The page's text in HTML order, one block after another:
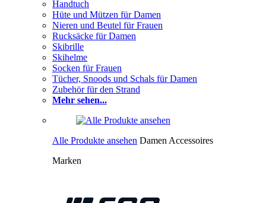
Handtuch
Hüte und Mützen für Damen
Nieren und Beutel für Frauen
Rucksäcke für Damen
Skibrille
Skihelme
Socken für Frauen
Tücher, Snoods und Schals für Damen
Zubehör für den Strand
Mehr sehen...
Alle Produkte ansehen Damen Accessoires
Marken